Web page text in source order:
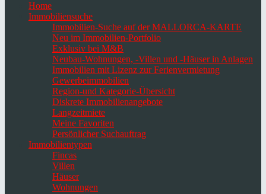
Home
Immobiliensuche
Immobilien-Suche auf der MALLORCA-KARTE
Neu im Immobilien-Portfolio
Exklusiv bei M&B
Neubau-Wohnungen, -Villen und -Häuser in Anlagen
Immobilien mit Lizenz zur Ferienvermietung
Gewerbeimmobilien
Region-und Kategorie-Übersicht
Diskrete Immobilienangebote
Langzeitmiete
Meine Favoriten
Persönlicher Suchauftrag
Immobilientypen
Fincas
Villen
Häuser
Wohnungen